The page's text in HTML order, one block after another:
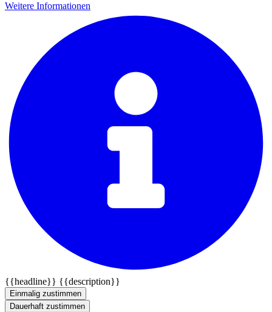
Weitere Informationen
{{headline}} {{description}}
Einmalig zustimmen
Dauerhaft zustimmen